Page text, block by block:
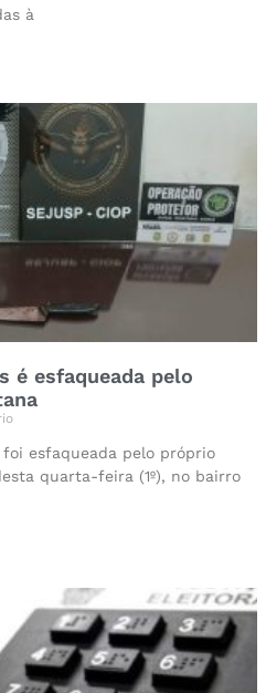
à
é esfaqueada pelo
foi esfaqueada pelo próprio
quarta-feira (1º), no bairro